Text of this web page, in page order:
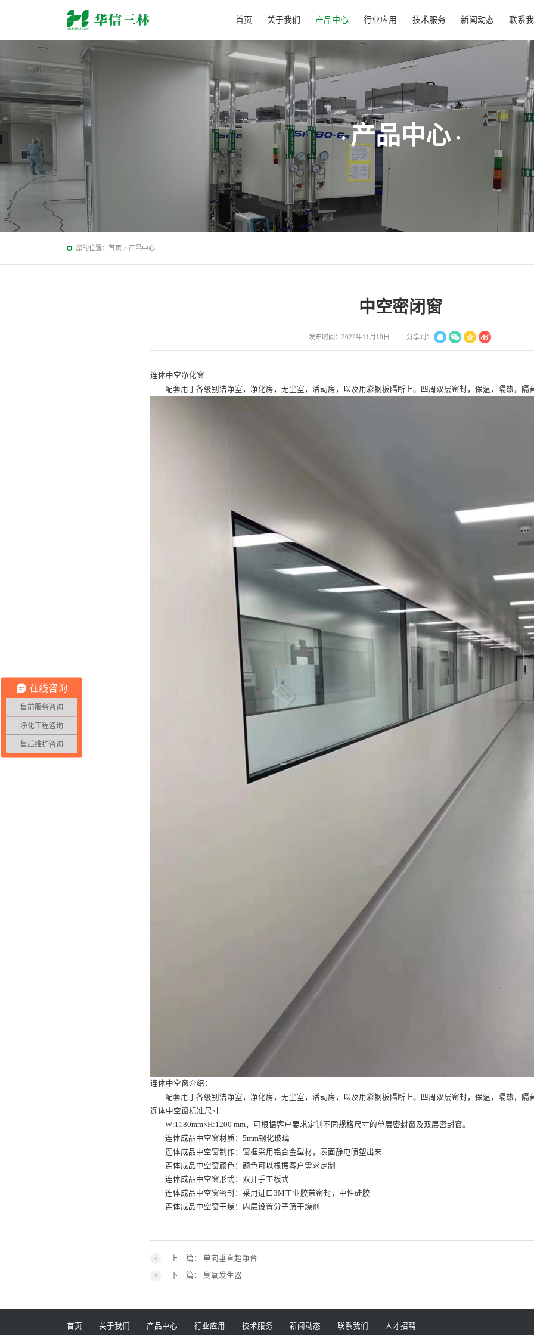
首页 关于我们 产品中心 行业应用 技术服务 新闻动态 联系
产品中心
您的位置： 首页> 产品中心
中空密闭窗
发布时间：2022年11月10日 分享到：
连体中空净化窗
配套用于各级别洁净室，净化房，无尘室，活动房，以及用彩钢板隔断上。四周双层密封，保温，隔热，隔
连体中空窗介绍：
配套用于各级别洁净室，净化房，无尘室，活动房，以及用彩钢板隔断上。四周双层密封，保温，隔热，隔
连体中空窗标准尺寸
W:1180mm×H:1200 mm，可根据客户要求定制不同规格尺寸的单层密封窗及双层密封窗。
连体成品中空窗材质：5mm钢化玻璃
连体成品中空窗制作：窗框采用铝合金型材，表面静电喷塑出来
连体成品中空窗颜色：颜色可以根据客户需求定制
连体成品中空窗形式：双开手工板式
连体成品中空窗密封：采用进口3M工业胶带密封，中性硅胶
连体成品中空窗干燥：内层设置分子筛干燥剂
上一篇： 单向垂直超净台
下一篇： 臭氧发生器
首页 关于我们 产品中心 行业应用 技术服务 新闻动态 联系我们 人才招聘
在线咨询
售前服务咨询
净化工程咨询
售后维护咨询